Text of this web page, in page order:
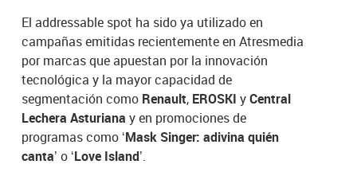
El addressable spot ha sido ya utilizado en
campañas emitidas recientemente en Atresmedia
por marcas que apuestan por la innovación
tecnológica y la mayor capacidad de
segmentación como Renault, EROSKI yCentral
Lechera Asturiana y en promociones de
programas como ‘Mask Singer: adivina quién
canta’ o ‘Love Island’.